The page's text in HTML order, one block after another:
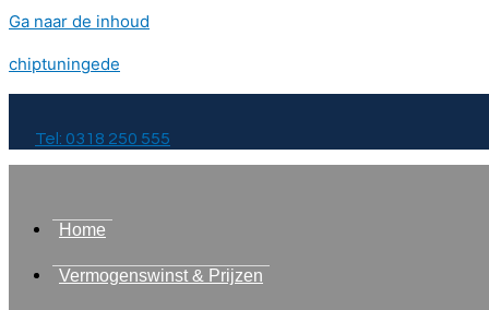
Ga naar de inhoud
chiptuningede
Tel: 0318 250 555
Home
Vermogenswinst & Prijzen